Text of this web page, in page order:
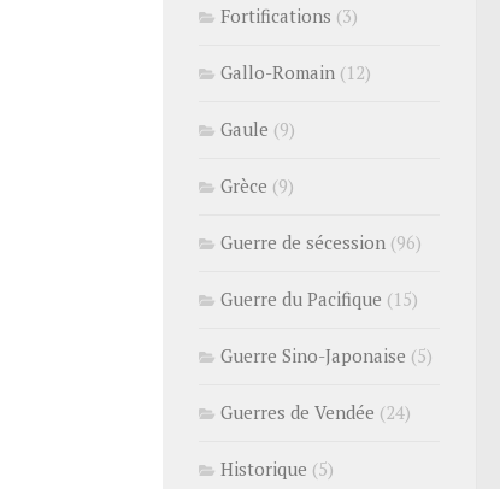
Fortifications (3)
Gallo-Romain (12)
Gaule (9)
Grèce (9)
Guerre de sécession (96)
Guerre du Pacifique (15)
Guerre Sino-Japonaise (5)
Guerres de Vendée (24)
Historique (5)